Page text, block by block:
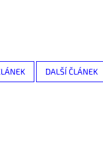
DALŠÍ ČLÁNEK